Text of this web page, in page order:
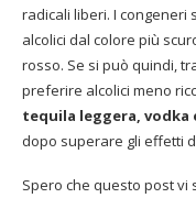
radicali liberi. I congeneri
alcolici dal colore più
rosso. Se si può quindi,
preferire alcolici meno
tequila leggera, vodka
dopo superare gli effetti
Spero che questo post